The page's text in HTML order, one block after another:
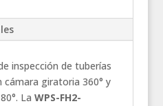
inspección de tuberías
giratoria 360° y
La WPS-FH2-